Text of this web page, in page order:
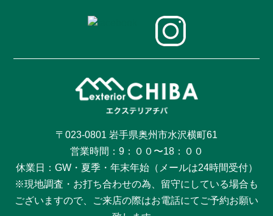
〒023-0801 岩手県奥州市水沢横町61
営業時間：9：００〜18：００
休業日：GW・夏季・年末年始（メールは24時間受付）
※現地調査・お打ち合わせの為、留守にしている場合も
ございますので、ご来店の際はお電話にてご予約お願い